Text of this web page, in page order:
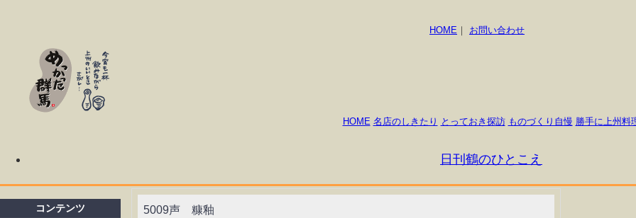
HOME ｜ お問い合わせ
HOME 名店のしきたり とっておき探訪 ものづくり自慢 勝手に上州料
日刊鶴のひとこえ
コンテンツ 5009声 糠釉